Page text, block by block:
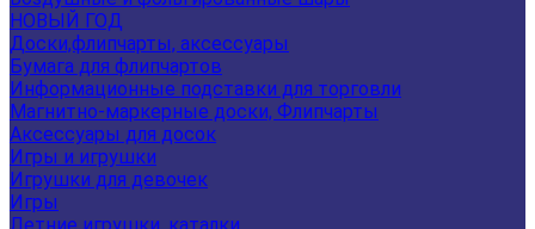
НОВЫЙ ГОД
Доски,флипчарты, аксессуары
Бумага для флипчартов
Информационные подставки для торговли
Магнитно-маркерные доски, Флипчарты
Аксессуары для досок
Игры и игрушки
Игрушки для девочек
Игры